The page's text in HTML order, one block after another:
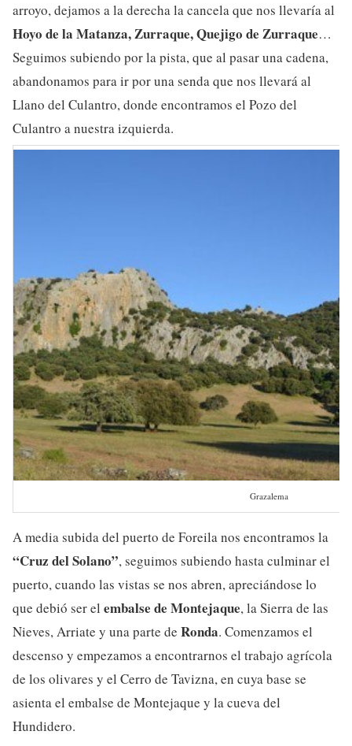
arroyo, dejamos a la derecha la cancela que nos llevaría al
Hoyo de la Matanza, Zurraque, Quejigo de Zurraque…
Seguimos subiendo por la pista, que al pasar una cadena,
abandonamos para ir por una senda que nos llevará al
Llano del Culantro, donde encontramos el Pozo del
Culantro a nuestra izquierda.
Grazalema
A media subida del puerto de Foreila nos encontramos la
“Cruz del Solano”, seguimos subiendo hasta culminar el
puerto, cuando las vistas se nos abren, apreciándose lo
que debió ser el embalse de Montejaque, la Sierra de las
Nieves, Arriate y una parte de Ronda. Comenzamos el
descenso y empezamos a encontrarnos el trabajo agrícola
de los olivares y el Cerro de Tavizna, en cuya base se
asienta el embalse de Montejaque y la cueva del
Hundidero.